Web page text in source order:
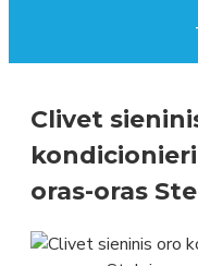
Clivet
oras-oras